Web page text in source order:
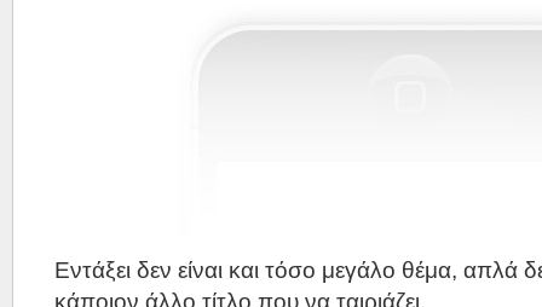
Εντάξει δεν είναι και τόσο μεγάλο θέμα,
κάποιον άλλο τίτλο που να ταιριάζει.